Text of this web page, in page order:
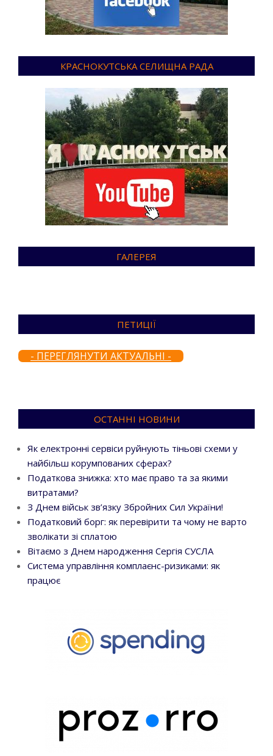
КРАСНОКУТСЬКА СЕЛИЩНА РАДА
ГАЛЕРЕЯ
ПЕТИЦІЇ
- ПЕРЕГЛЯНУТИ АКТУАЛЬНІ -
ОСТАННІ НОВИНИ
Як електронні сервіси руйнують тіньові схеми у
найбільш корумпованих сферах?
Податкова знижка: хто має право та за якими
витратами?
З Днем військ зв’язку Збройних Сил України!
Податковий борг: як перевірити та чому не варто
зволікати зі сплатою
Вітаємо з Днем народження Сергія СУСЛА
Система управління комплаєнс-ризиками: як
працює